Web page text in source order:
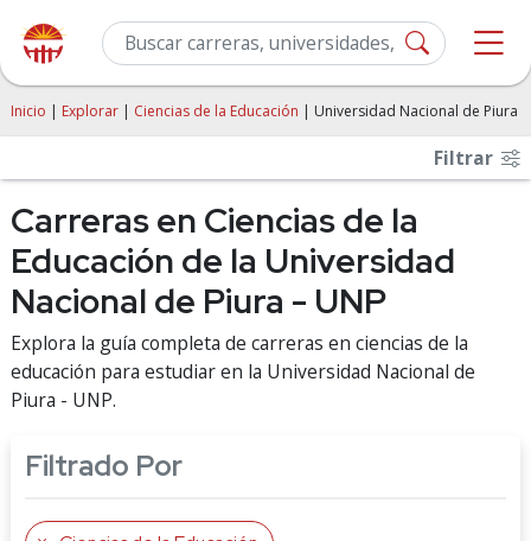
Inicio | Explorar | Ciencias de la Educación | Universidad Nacional de Piura
Filtrar
Carreras en Ciencias de la
Educación de la Universidad
Nacional de Piura - UNP
Explora la guía completa de carreras en ciencias de la
educación para estudiar en la Universidad Nacional de
Piura - UNP.
Filtrado Por